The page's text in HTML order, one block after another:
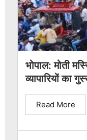
भोपाल: मोती
व्यापारियों का
Read More